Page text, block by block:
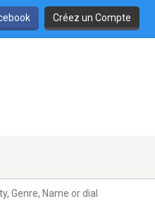
Créez un Compte